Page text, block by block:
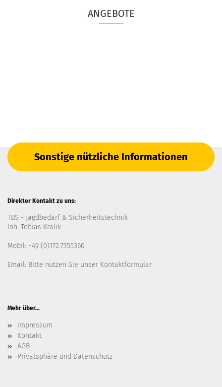
ANGEBOTE
Sonstige nützliche Informationen
Direkter Kontakt zu uns:
TBS - Jagdbedarf & Sicherheitstechnik
Inh. Tobias Kralik
Mobil: +49 (0)172.7355360
Email: Bitte nutzen Sie unser Kontaktformular
Mehr über...
Impressum
Kontakt
AGB
Privatsphäre und Datenschutz